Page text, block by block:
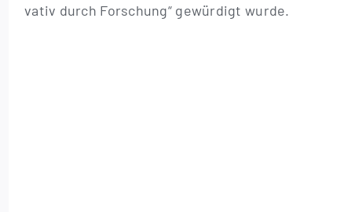
va­tiv durch For­schung“ gewür­digt wurde.